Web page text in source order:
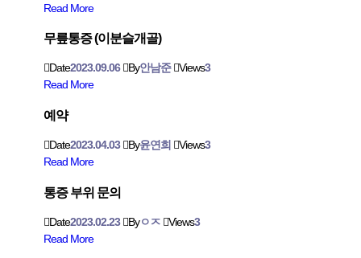
Read More
무릎통증 (이분슬개골)
Date2023.09.06 By안남준 Views3
Read More
예약
Date2023.04.03 By윤연희 Views3
Read More
통증 부위 문의
Date2023.02.23 Byㅇㅈ Views3
Read More